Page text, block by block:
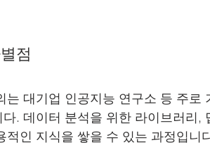
점
는 대기업 인공지능 연구소 등 주
다. 데이터 분석을 위한 라이브러리
적인 지식을 쌓을 수 있는 과정입니